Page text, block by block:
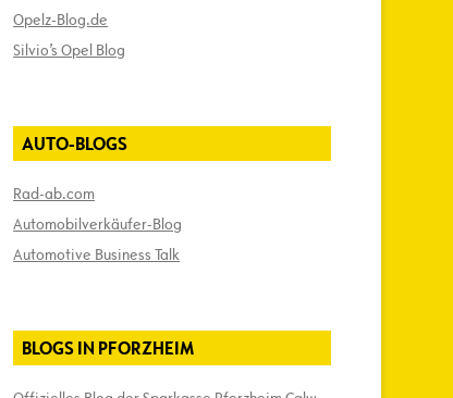
Opelz-Blog.de
Silvio’s Opel Blog
AUTO-BLOGS
Rad-ab.com
Automobilverkäufer-Blog
Automotive Business Talk
BLOGS IN PFORZHEIM